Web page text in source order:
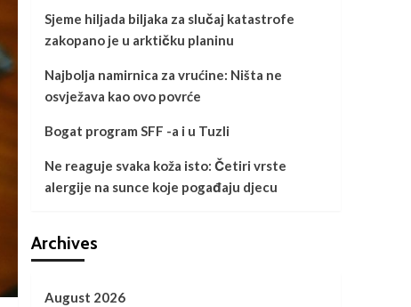
Sjeme hiljada biljaka za slučaj katastrofe
zakopano je u arktičku planinu
Najbolja namirnica za vrućine: Ništa ne
osvježava kao ovo povrće
Bogat program SFF -a i u Tuzli
Ne reaguje svaka koža isto: Četiri vrste
alergije na sunce koje pogađaju djecu
Archives
August 2026